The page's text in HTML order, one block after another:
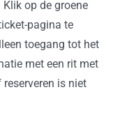
op de groene
pagina te
toegang tot het
met een rit met
is niet